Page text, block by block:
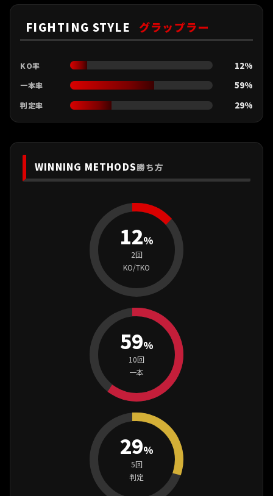
FIGHTING STYLE グラップラー
KO率 12%
一本率 59%
判定率 29%
WINNING METHODS勝ち方
12%
2回
KO/TKO
59%
10回
一本
29%
5回
判定